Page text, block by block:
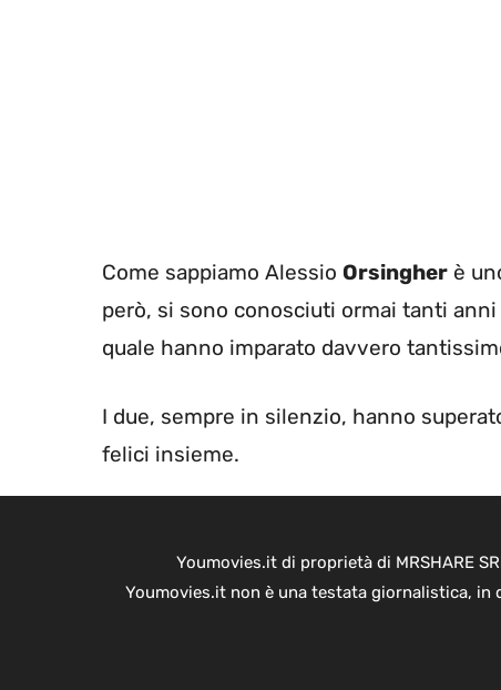
Come sappiamo Alessio Orsingher è
però, si sono conosciuti ormai tanti
quale hanno imparato davvero
I due, sempre in silenzio, hanno
felici insieme.
Youmovies.it di proprietà di MRSHARE
Youmovies.it non è una testata giornalistica,